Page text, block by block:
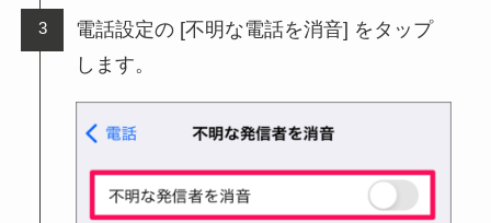
電話設定の [不明な電話を消音] をタップ
します。